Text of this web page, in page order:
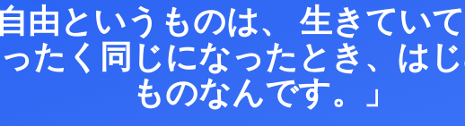
自由というものは、 生きてい
たく同じになったとき、は
ものなんです。」